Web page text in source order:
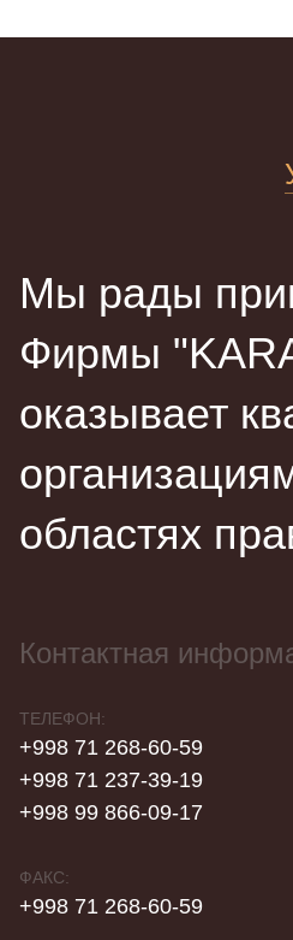
Мы рады
Фирмы
оказывает
областях
Контактная
ТЕЛЕФОН:
+998 71 268-60-59
+998 71 237-39-19
+998 99 866-09-17
ФАКС:
+998 71 268-60-59